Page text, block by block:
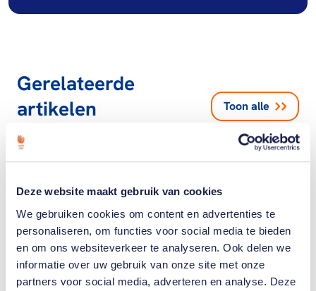
Deze website maakt gebruik van cookies
We gebruiken cookies om content en advertenties te
personaliseren, om functies voor social media te bieden
en om ons websiteverkeer te analyseren. Ook delen we
informatie over uw gebruik van onze site met onze
partners voor social media, adverteren en analyse. Deze
Gerelateerde
artikelen
Toon alle